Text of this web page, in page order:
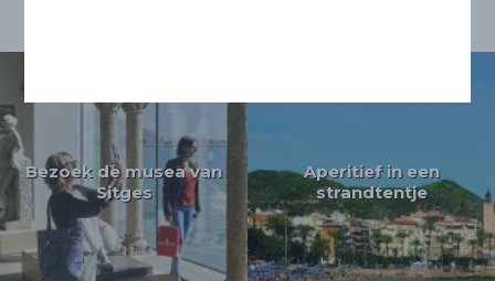
Bezoek de musea van
Sitges
Aperitief in een
strandtentje